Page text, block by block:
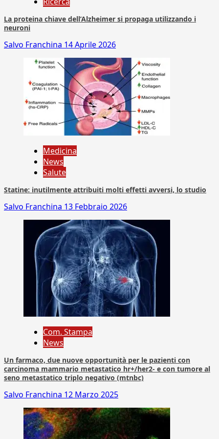
La proteina chiave dell’Alzheimer si propaga utilizzando i
neuroni
Salvo Franchina 14 Aprile 2026
Medicina
News
Salute
Statine: inutilmente attribuiti molti effetti avversi, lo studio
Salvo Franchina 13 Febbraio 2026
Com. Stampa
News
Un farmaco, due nuove opportunità per le pazienti con
carcinoma mammario metastatico hr+/her2- e con tumore al
seno metastatico triplo negativo (mtnbc)
Salvo Franchina 12 Marzo 2025